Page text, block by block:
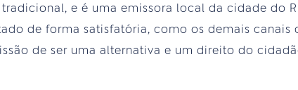
e é uma emissora local da cidade do
de forma satisfatória, como os demais canais
de ser uma alternativa e um direito do